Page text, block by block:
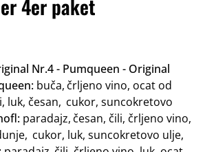
4er paket
Nr.4 - Pumqueen - Original
buča, črljeno vino, ocat od
luk, česan, cukor, suncokretovo
paradajz, česan, čili, črljeno vino,
cukor, luk, suncokretovo ulje,